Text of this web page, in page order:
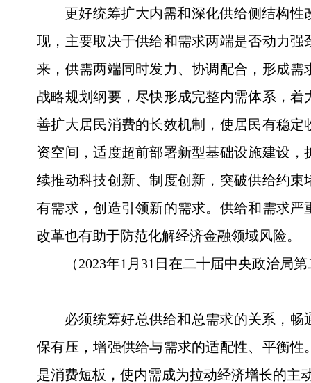
更好统筹扩大内需和深化供给侧结构
现，主要取决于供给和需求两端是否动力
来，供需两端同时发力、协调配合，形成
战略规划纲要，尽快形成完整内需体系，
善扩大居民消费的长效机制，使居民有稳
资空间，适度超前部署新型基础设施建设
续推动科技创新、制度创新，突破供给约
有需求，创造引领新的需求。供给和需求
改革也有助于防范化解经济金融领域风险。
（2023年1月31日在二十届中央政治局
必须统筹好总供给和总需求的关系，
保有压，增强供给与需求的适配性、平衡
是消费短板，使内需成为拉动经济增长的主